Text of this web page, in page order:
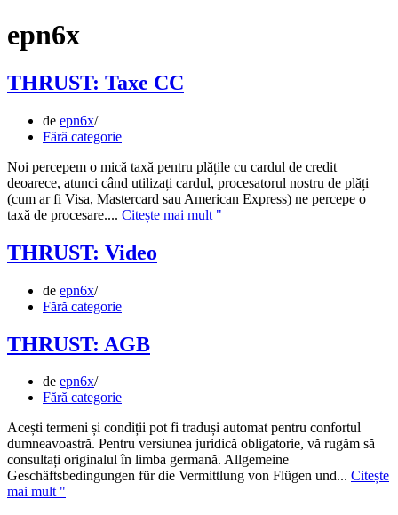
epn6x
THRUST: Taxe CC
de epn6x
Fără categorie
Noi percepem o mică taxă pentru plățile cu cardul de credit
deoarece, atunci când utilizați cardul, procesatorul nostru de plăți
(cum ar fi Visa, Mastercard sau American Express) ne percepe o
taxă de procesare.... Citește mai mult "
THRUST: Video
de epn6x
Fără categorie
THRUST: AGB
de epn6x
Fără categorie
Acești termeni și condiții pot fi traduși automat pentru confortul
dumneavoastră. Pentru versiunea juridică obligatorie, vă rugăm să
consultați originalul în limba germană. Allgemeine
Geschäftsbedingungen für die Vermittlung von Flügen und... Citește
mai mult "